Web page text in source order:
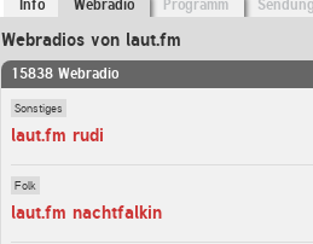
Info Webradio Programm
Webradios von laut.fm
15838 Webradio
Sonstiges
laut.fm rudi
Folk
laut.fm nachtfalkin